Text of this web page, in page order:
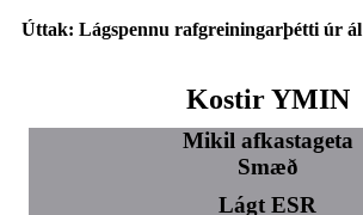
Úttak: Lágspennu rafgreiningarþétti úr ál
Kostir YMIN
Mikil afkastageta
Smæð
Lágt ESR